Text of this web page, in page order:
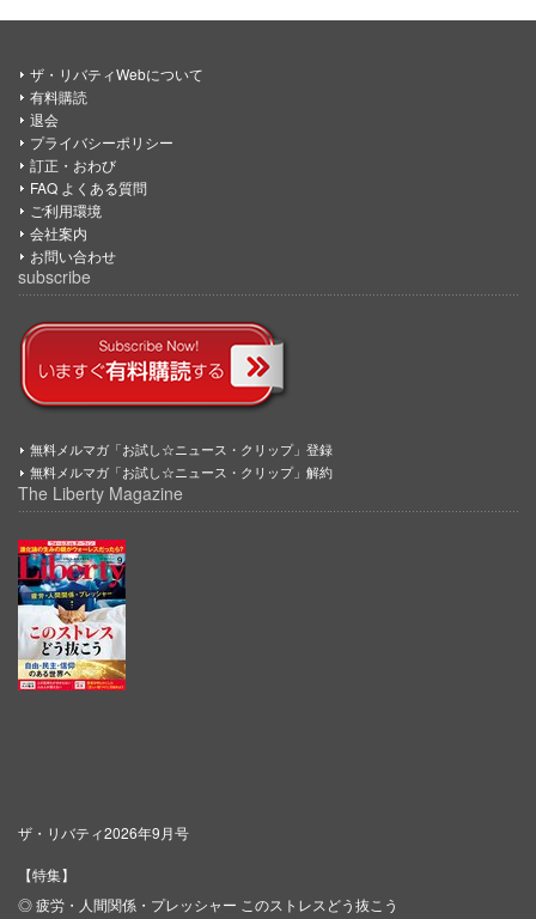
ザ・リバティWebについて
有料購読
退会
プライバシーポリシー
訂正・おわび
FAQ よくある質問
ご利用環境
会社案内
お問い合わせ
subscribe
無料メルマガ「お試し☆ニュース・クリップ」登録
無料メルマガ「お試し☆ニュース・クリップ」解約
The Liberty Magazine
ザ・リバティ2026年9月号
【特集】
◎ 疲労・人間関係・プレッシャー このストレスどう抜こう